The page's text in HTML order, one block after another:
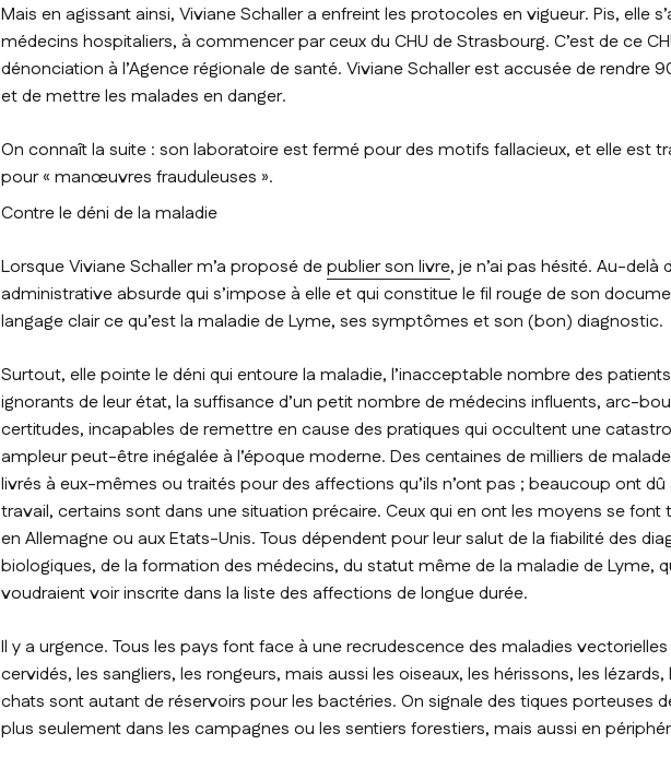
Mais en agissant ainsi, Viviane Schaller a enfreint les protocoles en vigueur. Pis, elle
médecins hospitaliers, à commencer par ceux du CHU de Strasbourg. C’est de ce
dénonciation à l’Agence régionale de santé. Viviane Schaller est accusée de rendre
et de mettre les malades en danger.
On connaît la suite : son laboratoire est fermé pour des motifs fallacieux, et elle est
pour « manœuvres frauduleuses ».
Contre le déni de la maladie
Lorsque Viviane Schaller m’a proposé depublier son livre, je n’ai pas hésité. Au-delà
administrative absurde qui s’impose à elle et qui constitue le fil rouge de son
langage clair ce qu’est la maladie de Lyme, ses symptômes et son (bon) diagnostic.
Surtout, elle pointe le déni qui entoure la maladie, l’inacceptable nombre des
ignorants de leur état, la suffisance d’un petit nombre de médecins influents, arc-
certitudes, incapables de remettre en cause des pratiques qui occultent une
ampleur peut-être inégalée à l’époque moderne. Des centaines de milliers de
livrés à eux-mêmes ou traités pour des affections qu’ils n’ont pas ; beaucoup ont
travail, certains sont dans une situation précaire. Ceux qui en ont les moyens se font
en Allemagne ou aux Etats-Unis. Tous dépendent pour leur salut de la fiabilité des
biologiques, de la formation des médecins, du statut même de la maladie de Lyme,
voudraient voir inscrite dans la liste des affections de longue durée.
Il y a urgence. Tous les pays font face à une recrudescence des maladies
cervidés, les sangliers, les rongeurs, mais aussi les oiseaux, les hérissons, les
chats sont autant de réservoirs pour les bactéries. On signale des tiques porteuses
plus seulement dans les campagnes ou les sentiers forestiers, mais aussi en